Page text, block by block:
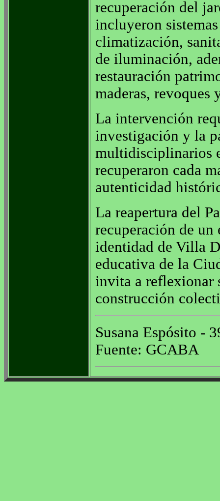
recuperación del
incluyeron
climatización,
de iluminación,
restauración
maderas,
La intervención
investigación y la
multidisciplinarios
recuperaron cada
autenticidad
La reapertura del
recuperación de
identidad de Villa
educativa de la
invita a reflexionar
construcción
Susana Espósito -
Fuente: GCABA